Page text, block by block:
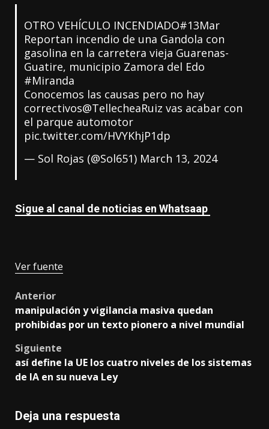
OTRO VEHÍCULO INCENDIADO#13Mar
Reportan incendio de una Gandola con
gasolina en la carretera vieja Guarenas-
Guatire, municipio Zamora del Edo
#Miranda
Conocemos las causas pero no hay
correctivos@TellecheaRuiz vas acabar con
el parque automotor
pic.twitter.com/HVYKhjP1dp
— Sol Rojas (@Sol651) March 13, 2024
Sigue al canal de noticias en Whatsaap
Ver fuente
Post
navigation
Anterior
manipulación y vigilancia masiva quedan
prohibidas por un texto pionero a nivel mundial
Siguiente
así define la UE los cuatro niveles de los sistemas
de IA en su nueva Ley
Deja una respuesta